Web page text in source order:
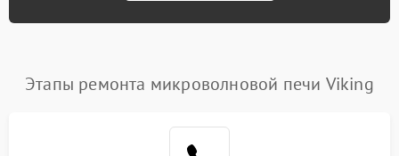
Этапы ремонта микроволновой печи Viking